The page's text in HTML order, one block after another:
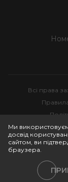
Всі права
Ми
досвід
сайтом, ви
браузера.